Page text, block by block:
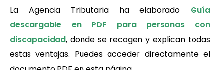
La Agencia Tributaria ha elaborado Guía
descargable en PDF para personas con
discapacidad, donde se recogen y explican todas
estas ventajas. Puedes acceder directamente el